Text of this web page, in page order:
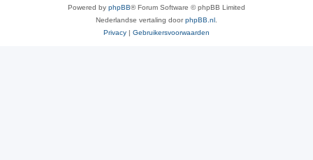
Powered by phpBB® Forum Software © phpBB Limited
Nederlandse vertaling doorphpBB.nl
Privacy | Gebruikersvoorwaarden